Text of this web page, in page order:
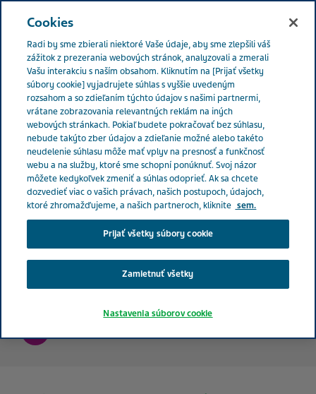
Slovakia Kapitoly o zdraví Príbehy pacientov a opatrovateľov
1 Príbehy pacientov
Zdravotné interakcie
Cookies
Radi by sme zbierali niektoré Vaše údaje, aby sme zlepšili váš
zážitok z prezerania webových stránok, analyzovali a zmerali
Vašu interakciu s naším obsahom. Kliknutím na [Prijať všetky
súbory cookie] vyjadrujete súhlas s vyššie uvedeným
rozsahom a so zdieľaním týchto údajov s našimi partnermi,
vrátane zobrazovania relevantných reklám na iných
webových stránkach. Pokiaľ budete pokračovať bez súhlasu,
nebude takýto zber údajov a zdieľanie možné alebo takéto
neudelenie súhlasu môže mať vplyv na presnosť a funkčnosť
webu a na služby, ktoré sme schopní ponúknuť. Svoj názor
môžete kedykoľvek zmeniť a súhlas odoprieť. Ak sa chcete
dozvedieť viac o vašich právach, našich postupoch, údajoch,
ktoré zhromažďujeme, a našich partneroch, kliknite sem.
Prijať všetky súbory cookie
Zamietnuť všetky
Nastavenia súborov cookie